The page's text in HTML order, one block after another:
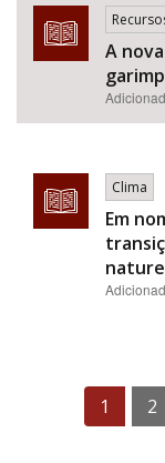
A
Clima
Em
1 2